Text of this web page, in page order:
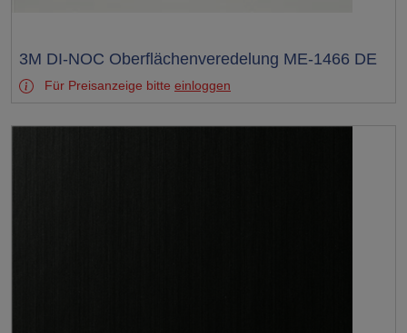
Test
3M DI-NOC Oberflächenveredelung ME-1466 DE
Für Preisanzeige bitte einloggen